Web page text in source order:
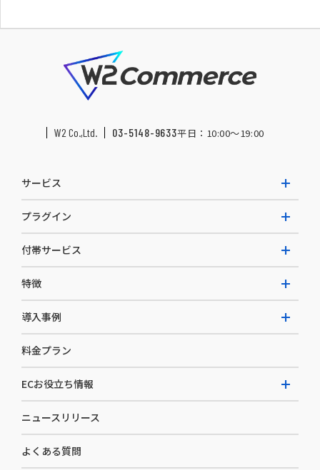
W2 Co.,Ltd. 03-5148-9633平日：10:00〜19:00
サービス
W2 Commerce Repeat
W2 Commerce BtoB
W2 Commerce Asia
プラグイン
AI buddy
付帯サービス
EC運用構築支援・運用支援
カスタマーサクセス
セキュリティ
デザイン制作
コンサルティング
特徴
選ばれる理由
開発体制
導入事例
導入企業一覧
料金プラン
ECお役立ち情報
お役立ち資料
ニュースリリース
よくある質問